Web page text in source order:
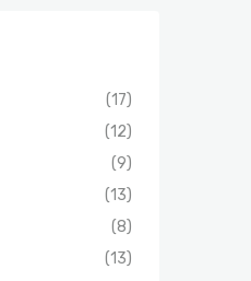
(17)
(12)
(9)
(13)
(8)
(13)